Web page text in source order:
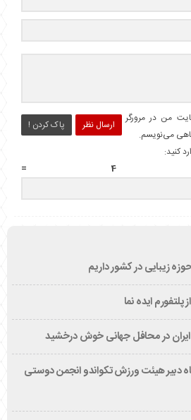
ارسال نظر پاک کردن !
من در مرورگر
می‌نویسم.
کنید:
زیبایی در کشور داریم
پلتفورم ایده نما
در محافل جهانی خوش درخشید
دبیر هیئت ورزش تکواندو انجمن دوستی